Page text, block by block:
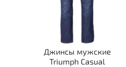
Джинсы мужские
Triumph Casual